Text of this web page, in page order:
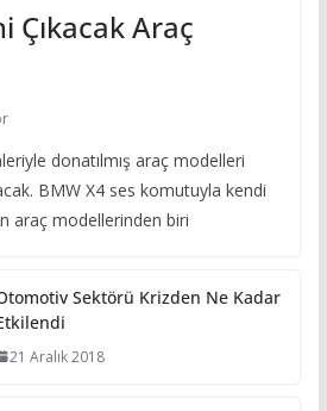
Çıkacak Araç
donatılmış araç modelleri
BMW X4 ses komutuyla kendi
araç modellerinden biri
Sektörü Krizden Ne Kadar
21 Aralık 2018